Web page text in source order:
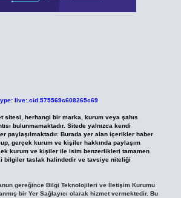
live:.cid.575569c608265c69
sitesi, herhangi bir marka, kurum veya şahıs
bulunmamaktadır. Sitede yalnızca kendi
paylaşılmaktadır. Burada yer alan içerikler haber
gerçek kurum ve kişiler hakkında paylaşım
kurum ve kişiler ile isim benzerlikleri tamamen
bilgiler taslak halindedir ve tavsiye niteliği
gereğince Bilgi Teknolojileri ve İletişim Kurumu
bir Yer Sağlayıcı olarak hizmet vermektedir. Bu